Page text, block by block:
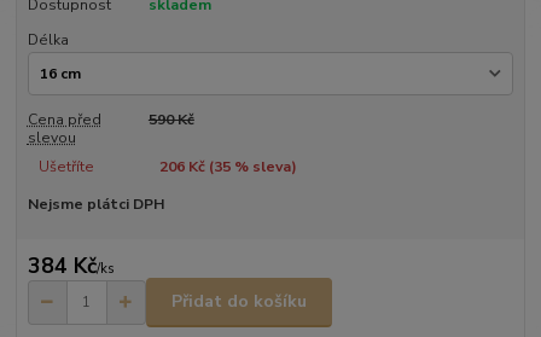
Dostupnost
skladem
Délka
Cena před
slevou
590 Kč
Ušetříte 206 Kč (35% sleva)
Nejsme plátci DPH
384 Kč/ks
Přidat do košíku